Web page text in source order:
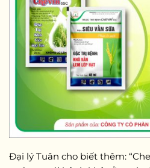
Đại lý Tuân cho biết thêm: